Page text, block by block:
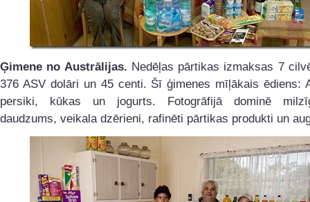
Ģimene no Austrālijas. Nedēļas pārtikas izmaksas 7
376 ASV dolāri un 45 centi. Šī ģimenes mīļākais ēdiens:
persiki, kūkas un jogurts. Fotogrāfijā dominē
daudzums, veikala dzērieni, rafinēti pārtikas produkti un